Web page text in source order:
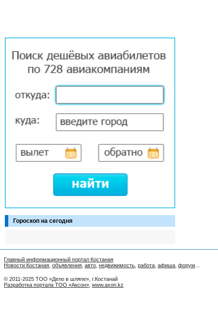
Гороскоп на сегодня
Главный информационный портал Костаная
Новости Костаная объявления авто недвижимость работа афиша форум
© 2011-2025 ТОО «Дело в шляпе», г.Костанай
Разработка портала ТОО «Аксон» www.axon.kz